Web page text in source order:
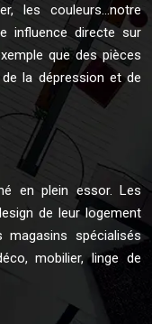
les couleurs…notre
influence directe sur
que des pièces
la dépression et de
en plein essor. Les
de leur logement
spécialisés
mobilier, linge de